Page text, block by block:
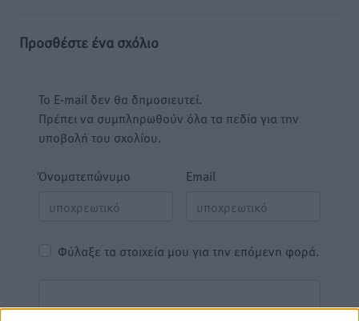
Προσθέστε ένα σχόλιο
Το E-mail δεν θα δημοσιευτεί.
Πρέπει να συμπληρωθούν όλα τα πεδία για την
υποβολή του σχολίου.
Όνοματεπώνυμο Email
Φύλαξε τα στοιχεία μου για την επόμενη φορά.